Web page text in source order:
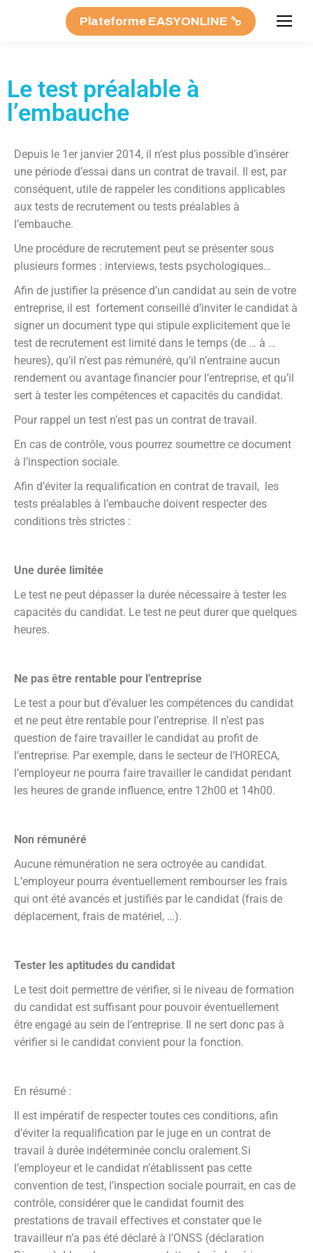
Plateforme EASYONLINE
Le test préalable à
l’embauche
Depuis le 1er janvier 2014, il n’est plus possible d’insérer
une période d’essai dans un contrat de travail. Il est, par
conséquent, utile de rappeler les conditions applicables
aux tests de recrutement ou tests préalables à
l’embauche.
Une procédure de recrutement peut se présenter sous
plusieurs formes : interviews, tests psychologiques…
Afin de justifier la présence d’un candidat au sein de votre
entreprise, il est fortement conseillé d’inviter le candidat à
signer un document type qui stipule explicitement que le
test de recrutement est limité dans le temps (de … à …
heures), qu’il n’est pas rémunéré, qu’il n’entraine aucun
rendement ou avantage financier pour l’entreprise, et qu’il
sert à tester les compétences et capacités du candidat.
Pour rappel un test n’est pas un contrat de travail.
En cas de contrôle, vous pourrez soumettre ce document
à l’inspection sociale.
Afin d’éviter la requalification en contrat de travail, les
tests préalables à l’embauche doivent respecter des
conditions très strictes :
Une durée limitée
Le test ne peut dépasser la durée nécessaire à tester les
capacités du candidat. Le test ne peut durer que quelques
heures.
Ne pas être rentable pour l’entreprise
Le test a pour but d’évaluer les compétences du candidat
et ne peut être rentable pour l’entreprise. Il n’est pas
question de faire travailler le candidat au profit de
l’entreprise. Par exemple, dans le secteur de l’HORECA,
l’employeur ne pourra faire travailler le candidat pendant
les heures de grande influence, entre 12h00 et 14h00.
Non rémunéré
Aucune rémunération ne sera octroyée au candidat.
L’employeur pourra éventuellement rembourser les frais
qui ont été avancés et justifiés par le candidat (frais de
déplacement, frais de matériel, …).
Tester les aptitudes du candidat
Le test doit permettre de vérifier, si le niveau de formation
du candidat est suffisant pour pouvoir éventuellement
être engagé au sein de l’entreprise. Il ne sert donc pas à
vérifier si le candidat convient pour la fonction.
En résumé :
Il est impératif de respecter toutes ces conditions, afin
d’éviter la requalification par le juge en un contrat de
travail à durée indéterminée conclu oralement.Si
l’employeur et le candidat n’établissent pas cette
convention de test, l’inspection sociale pourrait, en cas de
contrôle, considérer que le candidat fournit des
prestations de travail effectives et constater que le
travailleur n’a pas été déclaré à l’ONSS (déclaration